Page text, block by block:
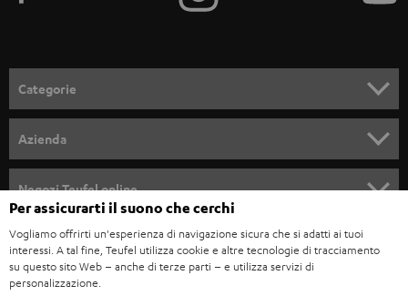
l
l
a
n
e
w
s
l
Categorie
SOUNDBAR
STEREO
SMART HOME
BLUETOOTH
Azienda
STAMPA
Negozi Teufel online
GERMANIA
AUSTRIA
Per assicurarti il suono che cerchi
Vogliamo offrirti un'esperienza di navigazione sicura che si adatti ai tuoi
interessi. A tal fine, Teufel utilizza cookie e altre tecnologie di tracciamento
su questo sito Web – anche di terze parti – e utilizza servizi di
personalizzazione.